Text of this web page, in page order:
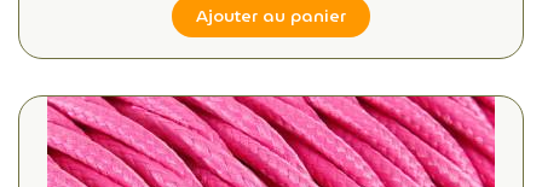
Ajouter au panier